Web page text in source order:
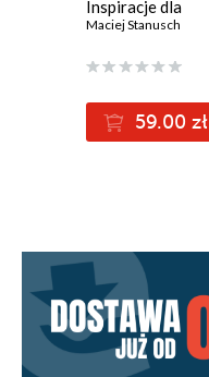
Inspiracje dla
biznesu
Maciej Stanusch
59.00 zł